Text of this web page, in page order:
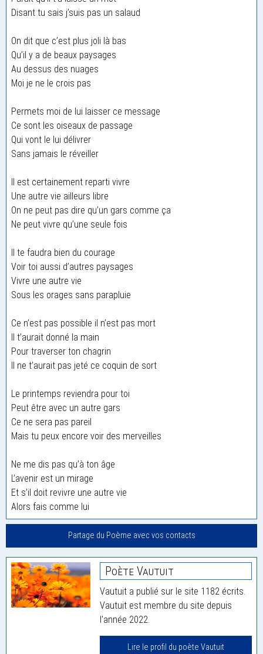
Disant tu sais j’suis pas un salaud
On dit que c’est plus joli là bas
Qu’il y a de beaux paysages
Au dessus des nuages
Moi je ne le crois pas
Permets moi de lui laisser ce message
Ce sont les oiseaux de passage
Qui vont le lui délivrer
Sans jamais le réveiller
Il est certainement reparti vivre
Une autre vie ailleurs libre
On ne peut pas dire qu’un gars comme ça
Ne peut vivre qu’une seule fois
Il te faudra bien du courage
Voir toi aussi d’autres paysages
Vivre une autre vie
Sous les orages sans parapluie
Ce n’est pas possible il n’est pas mort
Il t’aurait donné la main
Pour traverser ton chagrin
Il ne t’aurait pas jeté ce coquin de sort
Le printemps reviendra pour toi
Peut être avec un autre gars
Ce ne sera pas pareil
Mais tu peux encore voir des merveilles
Ne me dis pas qu’à ton âge
L’avenir est un mirage
Et s’il doit revivre une autre vie
Alors fais comme lui
Partage du Poème avec vos contacts
Poète Vautuit
Vautuit a publié sur le site 1182 écrits.
Vautuit est membre du site depuis
l'année 2022.
Lire le profil du poète Vautuit